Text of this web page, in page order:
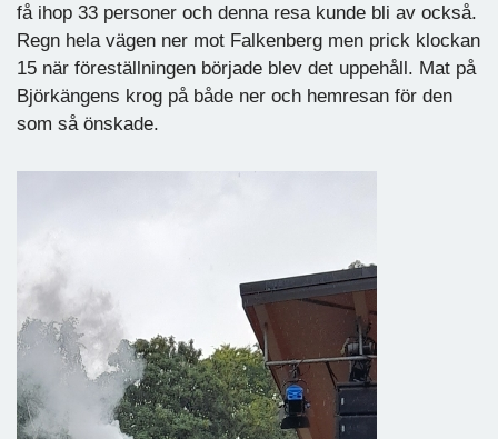
få ihop 33 personer och denna resa kunde bli av också.
Regn hela vägen ner mot Falkenberg men prick klockan
15 när föreställningen började blev det uppehåll. Mat på
Björkängens krog på både ner och hemresan för den
som så önskade.